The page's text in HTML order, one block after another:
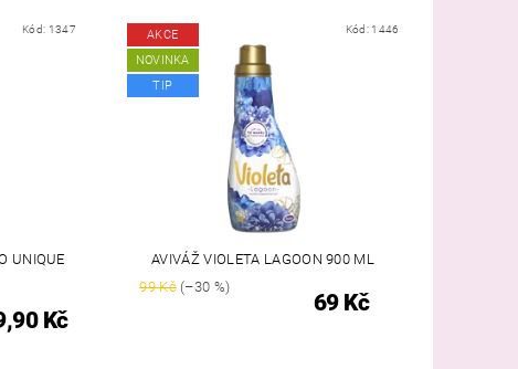
Kód: 1347
UNIQUE
Kč
AKCE
NOVINKA
TIP
Kód: 1446
AVIVÁŽ VIOLETA LAGOON 900 ML
99 Kč(–30 %)
69 Kč